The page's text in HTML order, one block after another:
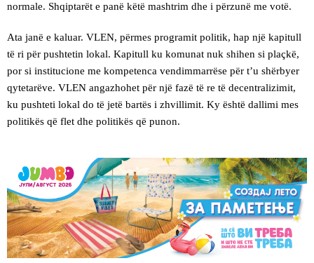
normale. Shqiptarët e panë këtë mashtrim dhe i përzunë me votë.
Ata janë e kaluar. VLEN, përmes programit politik, hap një kapitull
të ri për pushtetin lokal. Kapitull ku komunat nuk shihen si plaçkë,
por si institucione me kompetenca vendimmarrëse për t’u shërbyer
qytetarëve. VLEN angazhohet për një fazë të re të decentralizimit,
ku pushteti lokal do të jetë bartës i zhvillimit. Ky është dallimi mes
politikës që flet dhe politikës që punon.